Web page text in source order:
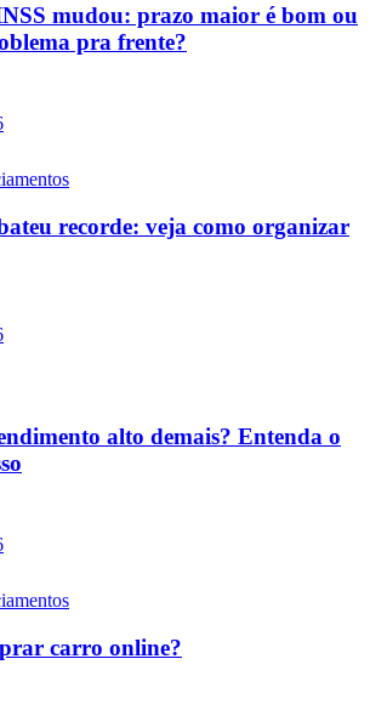
mudou: prazo maior é bom ou
pra frente?
recorde: veja como organizar
alto demais? Entenda o
carro online?